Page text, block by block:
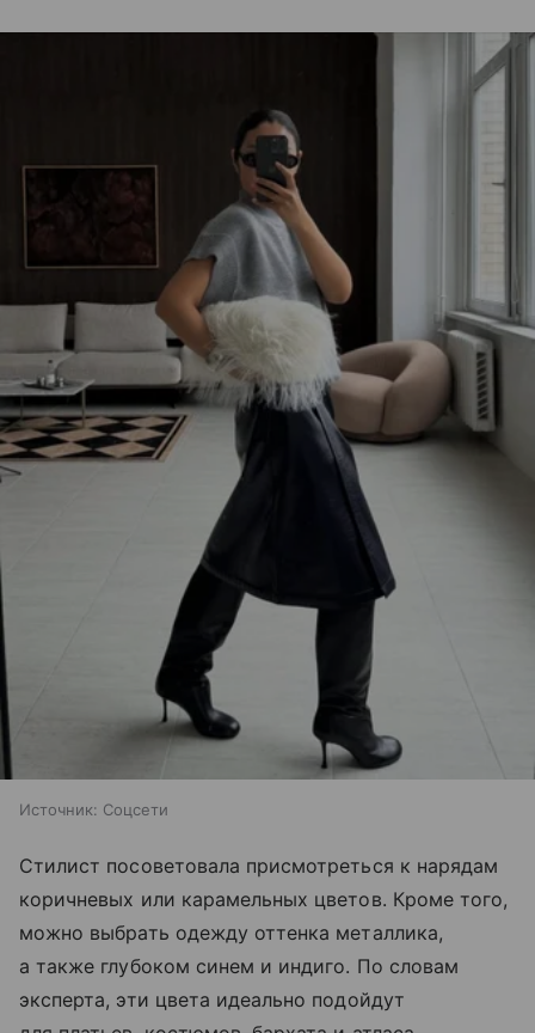
Источник: Соцсети
Стилист посоветовала присмотреться к нарядам
коричневых или карамельных цветов. Кроме того,
можно выбрать одежду оттенка металлика,
а также глубоком синем и индиго. По словам
эксперта, эти цвета идеально подойдут